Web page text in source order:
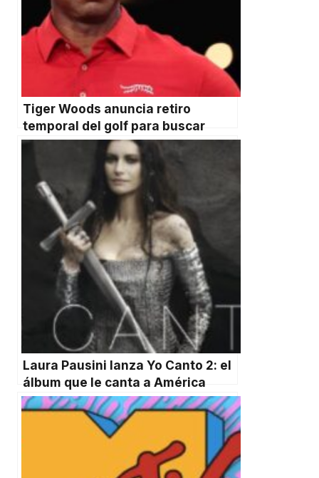
Tiger Woods anuncia retiro
temporal del golf para buscar
tratamiento
Laura Pausini lanza Yo Canto 2: el
álbum que le canta a América
Latina